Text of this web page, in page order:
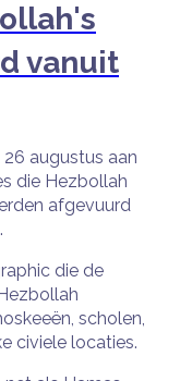
vanuit
augustus aan
die Hezbollah
afgevuurd
die de
scholen,
civiele locaties.